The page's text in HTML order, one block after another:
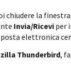
chiudere la finestra
Invia/Ricevi per
elettronica
Thunderbird,